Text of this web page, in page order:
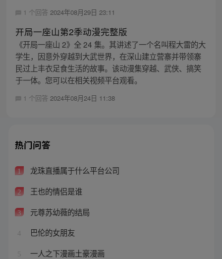
1 个回答 2024年08月29日 23:11
开局一座山第2季动漫完整版
《开局一座山 2》全 24 集。其讲述了一个名叫程大雷的大
学生，因意外穿越到大武世界，在深山建立营寨并带领寨
民过上丰衣足食生活的故事。该动漫集穿越、武侠、搞笑
于一体。您可以在相关视频平台观看。
1 个回答 2024年08月24日 11:38
热门问答
1 龙珠直播属于什么平台公司
2 王也的情侣是谁
3 元尊苏幼薇的结局
4 巴伦的女朋友
5 一人之下漫画土豪漫画